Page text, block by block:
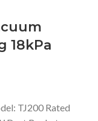
18kPa
TJ200 Rated